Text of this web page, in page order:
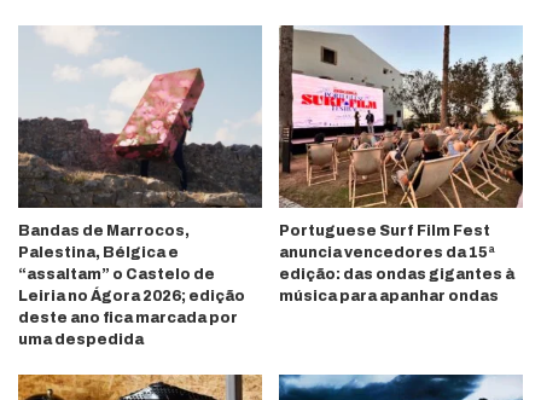
Bandas de Marrocos,
Palestina, Bélgica e
“assaltam” o Castelo de
Leiria no Ágora 2026; edição
deste ano fica marcada por
uma despedida
Portuguese Surf Film Fest
anuncia vencedores da 15ª
edição: das ondas gigantes à
música para apanhar ondas